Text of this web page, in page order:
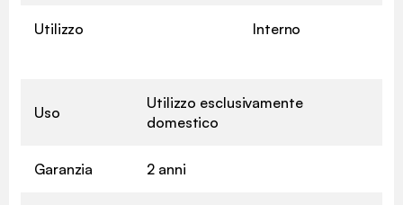
Utilizzo Interno
Uso
Utilizzo esclusivamente
domestico
Garanzia 2 anni